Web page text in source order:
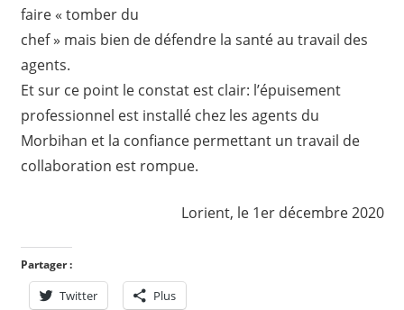
faire « tomber du
chef » mais bien de défendre la santé au travail des
agents.
Et sur ce point le constat est clair: l’épuisement
professionnel est installé chez les agents du
Morbihan et la confiance permettant un travail de
collaboration est rompue.
Lorient, le 1er décembre 2020
Partager :
Twitter Plus